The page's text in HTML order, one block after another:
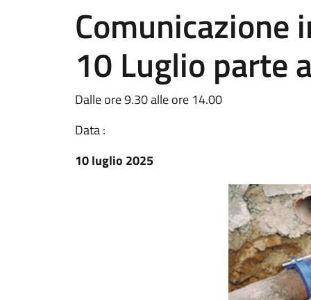
Comunicazione
10 Luglio parte
Dalle ore 9.30 alle ore 14.00
Data :
10 luglio 2025